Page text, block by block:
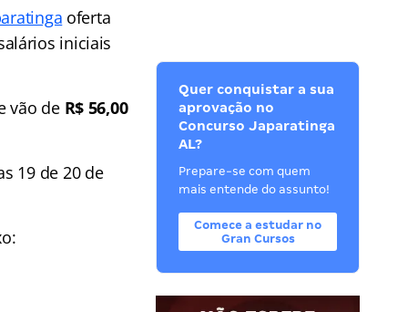
oferta
iniciais
vão de R$ 56,00
19 de 20 de
Quer conquistar a sua
aprovação no
Concurso Japaratinga
AL?
Prepare-se com quem
mais entende do assunto!
Comece a estudar no
Gran Cursos